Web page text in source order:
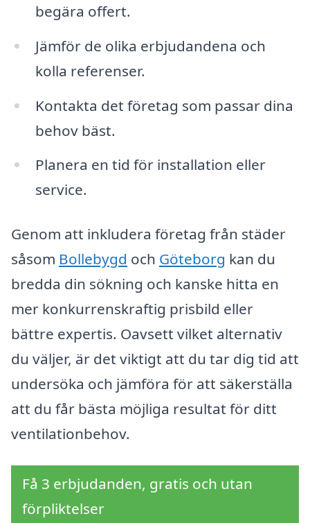
begära offert.
Jämför de olika erbjudandena och
kolla referenser.
Kontakta det företag som passar dina
behov bäst.
Planera en tid för installation eller
service.
Genom att inkludera företag från städer
såsom Bollebygd och Göteborg kan du
bredda din sökning och kanske hitta en
mer konkurrenskraftig prisbild eller
bättre expertis. Oavsett vilket alternativ
du väljer, är det viktigt att du tar dig tid att
undersöka och jämföra för att säkerställa
att du får bästa möjliga resultat för ditt
ventilationbehov.
Få 3 erbjudanden, gratis och utan
förpliktelser